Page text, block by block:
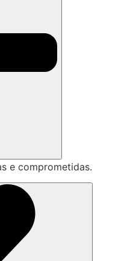
e comprometidas.